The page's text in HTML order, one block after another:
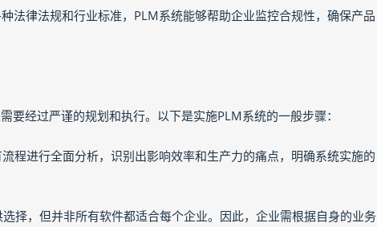
法律法规和行业标准，PLM系统能够帮助企业监控合规性，确保产品
经过严谨的规划和执行。以下是实施PLM系统的一般步骤：
程进行全面分析，识别出影响效率和生产力的痛点，明确系统实施的
择，但并非所有软件都适合每个企业。因此，企业需根据自身的业务